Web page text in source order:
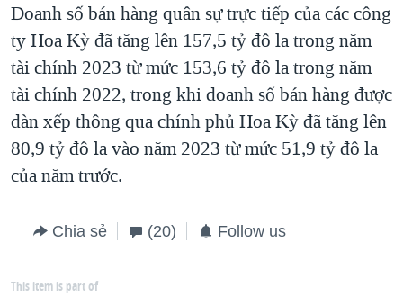
Doanh số bán hàng quân sự trực tiếp của các công
ty Hoa Kỳ đã tăng lên 157,5 tỷ đô la trong năm
tài chính 2023 từ mức 153,6 tỷ đô la trong năm
tài chính 2022, trong khi doanh số bán hàng được
dàn xếp thông qua chính phủ Hoa Kỳ đã tăng lên
80,9 tỷ đô la vào năm 2023 từ mức 51,9 tỷ đô la
của năm trước.
Chia sẻ (20) Follow us
This item is part of